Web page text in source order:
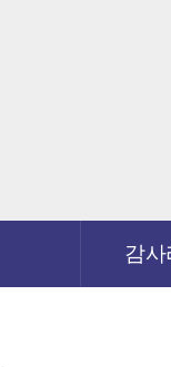
감사